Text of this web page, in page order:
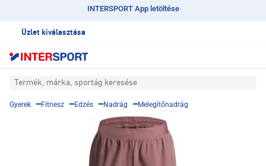
INTERSPORT App letöltése
Üzlet kiválasztása
Termék, márka, sportág keresése
Gyerek Fitnesz Edzés Nadrág Melegítőnadrág